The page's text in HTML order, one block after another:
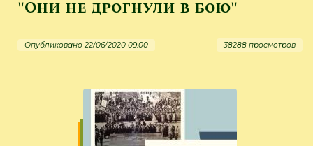
"Они не дрогнули в бою"
Опубликовано 22/06/2020 09:00 38288 просмотров